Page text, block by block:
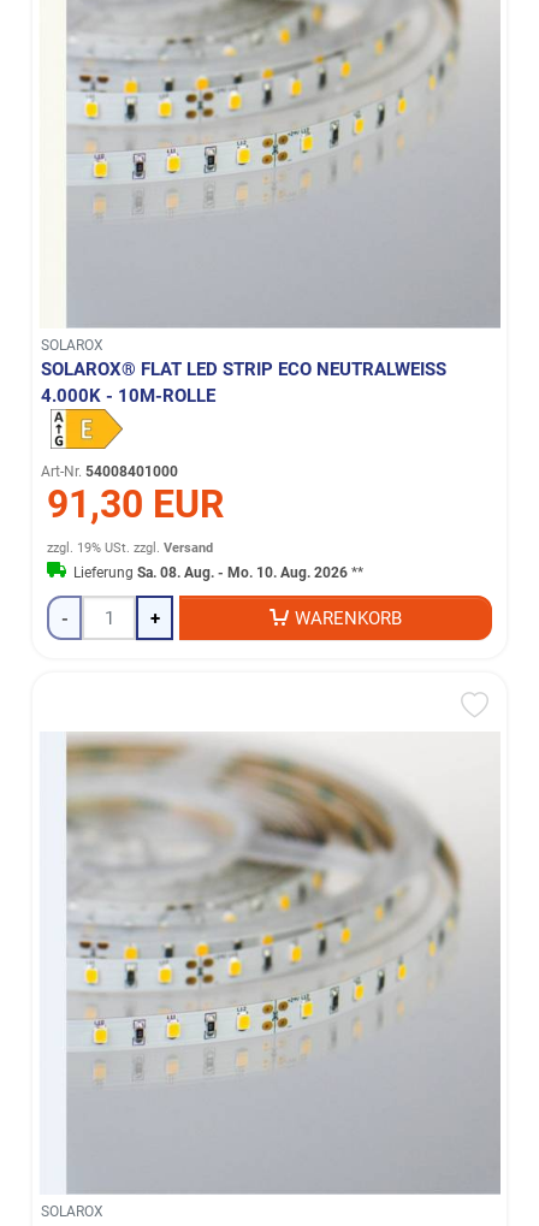
SOLAROX
SOLAROX® FLAT LED STRIP ECO NEUTRALWEISS 4
.000K - 10M-ROLLE
Art-Nr. 54008401000
91,30 EUR
zzgl. 19% USt. zzgl.Versand
LieferungSa. 08. Aug. - Mo. 10. Aug. 2026 **
- + WARENKORB
SOLAROX